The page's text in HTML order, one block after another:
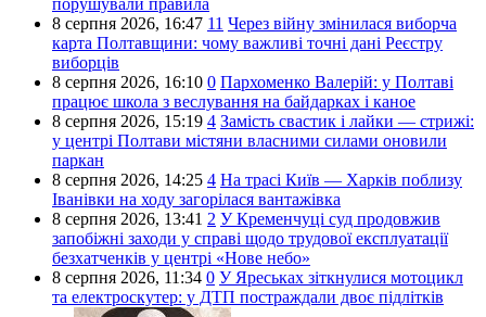
порушували правила
8 серпня 2026, 16:47 11 Через війну змінилася виборча
карта Полтавщини: чому важливі точні дані Реєстру
виборців
8 серпня 2026, 16:10 0 Пархоменко Валерій: у Полтаві
працює школа з веслування на байдарках і каное
8 серпня 2026, 15:19 4 Замість свастик і лайки — стрижі:
у центрі Полтави містяни власними силами оновили
паркан
8 серпня 2026, 14:25 4 На трасі Київ — Харків поблизу
Іванівки на ходу загорілася вантажівка
8 серпня 2026, 13:41 2 У Кременчуці суд продовжив
запобіжні заходи у справі щодо трудової експлуатації
безхатченків у центрі «Нове небо»
8 серпня 2026, 11:34 0 У Яреськах зіткнулися мотоцикл
та електроскутер: у ДТП постраждали двоє підлітків